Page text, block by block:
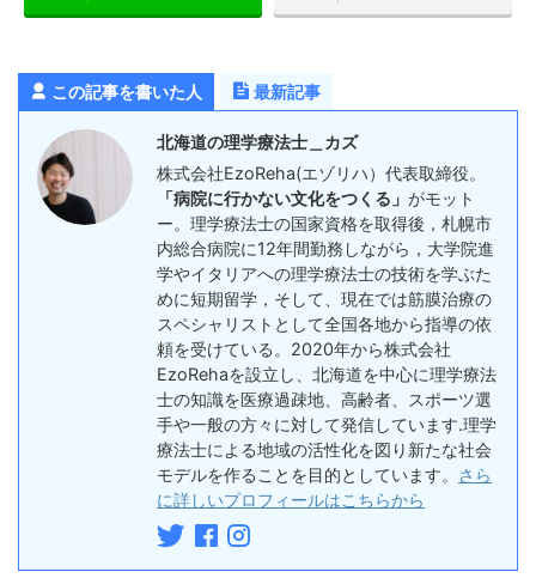
この記事を書いた人 最新記事
北海道の理学療法士＿カズ
株式会社EzoReha(エゾリハ）代表取締役。
「病院に行かない文化をつくる」 がモット
ー。理学療法士の国家資格を取得後，札幌市
内総合病院に12年間勤務しながら，大学院進
学やイタリアへの理学療法士の技術を学ぶた
めに短期留学，そして、現在では筋膜治療の
スペシャリストとして全国各地から指導の依
頼を受けている。2020年から株式会社
EzoRehaを設立し、北海道を中心に理学療法
士の知識を医療過疎地、高齢者、スポーツ選
手や一般の方々に対して発信しています.理学
療法士による地域の活性化を図り新たな社会
モデルを作ることを目的としています。
さら
に詳しいプロフィールはこちらから